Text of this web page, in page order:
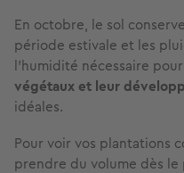
En octobre, le sol
période estivale et les
l’humidité nécessaire pour
végétaux et leur
idéales.
Pour voir vos plantations
prendre du volume dès